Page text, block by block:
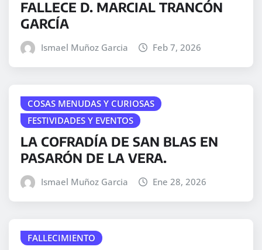
FALLECE D. MARCIAL TRANCÓN
GARCÍA
Ismael Muñoz Garcia Feb 7, 2026
COSAS MENUDAS Y CURIOSAS
FESTIVIDADES Y EVENTOS
LA COFRADÍA DE SAN BLAS EN
PASARÓN DE LA VERA.
Ismael Muñoz Garcia Ene 28, 2026
FALLECIMIENTO